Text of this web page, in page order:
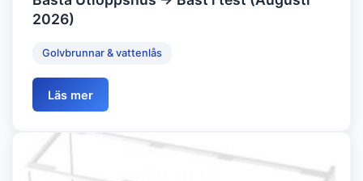
2026)
Golvbrunnar & vattenlås
Läs mer